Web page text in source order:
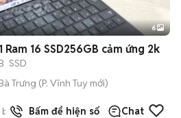
+2
6
16 SSD256GB cảm ứng 2k
SSD
Trưng (P. Vĩnh Tuy mới)
bán Bấm để hiện số Chat